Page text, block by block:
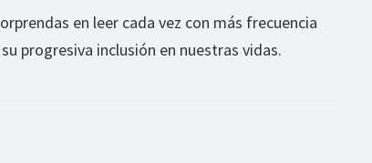
en leer cada vez con más frecuencia
progresiva inclusión en nuestras vidas.